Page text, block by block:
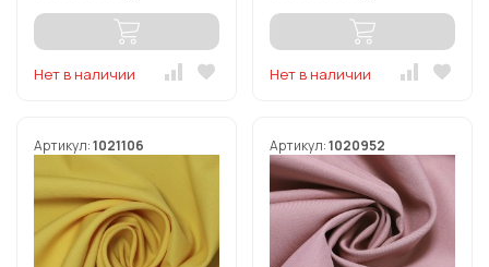
Нет в наличии Нет в наличии
Артикул:1021106 Артикул:1020952